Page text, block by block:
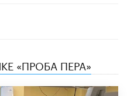
«ПРОБА ПЕРА»